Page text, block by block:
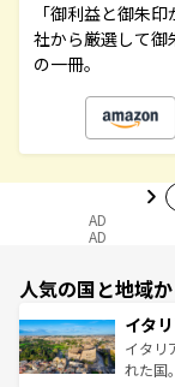
「御利益と御朱
社から厳選して御
の一冊。
AD
AD
人気の国と地域
イタ
イタリ
れた国。